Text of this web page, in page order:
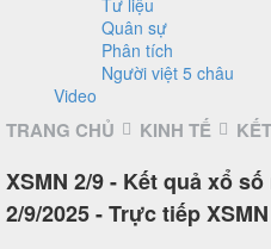
Quân sự
Phân tích
Người việt 5 châu
Video
TRANG CHỦ KINH TẾ
XSMN 2/9 - Kết quả xổ
2/9/2025 - Trực tiếp